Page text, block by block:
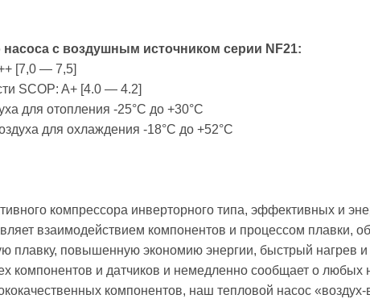
с воздушным источником серии NF21:
[7,0 — 7,5]
SCOP: A+ [4.0 — 4.2]
для отопления -25°C до +30°C
для охлаждения -18°C до +52°C
компрессора инверторного типа, эффективных и
взаимодействием компонентов и процессом плавки,
плавку, повышенную экономию энергии, быстрый нагрев
компонентов и датчиков и немедленно сообщает о любых
компонентов, наш тепловой насос